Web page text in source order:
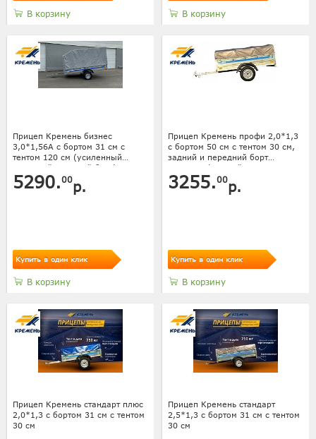
В корзину В корзину
Прицеп Кремень бизнес
3,0*1,56А с бортом 31 см с
тентом 120 см (усиленный
передний и задний борт)
5290.00р.
Купить в один клик
В корзину
Прицеп Кремень профи 2,0*1,3
с бортом 50 см с тентом 30 см,
задний и передний борт
усилены фанерой
3255.00р.
Купить в один клик
В корзину
Прицеп Кремень стандарт плюс
2,0*1,3 с бортом 31 см с тентом
30 см
Прицеп Кремень стандарт
2,5*1,3 с бортом 31 см с тентом
30 см